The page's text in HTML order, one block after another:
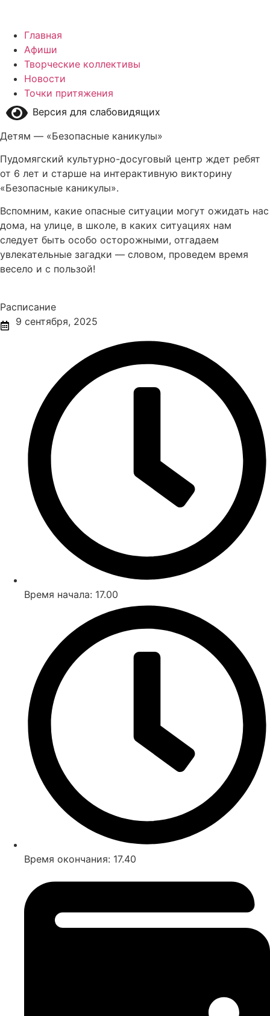
Главная
Афиши
Творческие коллективы
Новости
Точки притяжения
Версия для слабовидящих
Детям — «Безопасные каникулы»
Пудомягский культурно-досуговый центр ждет ребят
от 6 лет и старше на интерактивную викторину
«Безопасные каникулы».
Вспомним, какие опасные ситуации могут ожидать нас
дома, на улице, в школе, в каких ситуациях нам
следует быть особо осторожными, отгадаем
увлекательные загадки — словом, проведем время
весело и с пользой!
Расписание
9 сентября, 2025
Время начала: 17.00
Время окончания: 17.40